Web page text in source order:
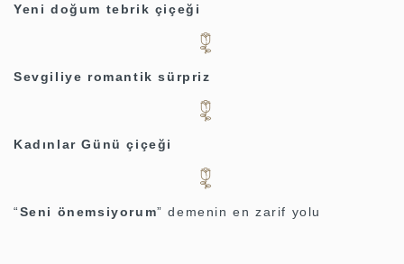
Yeni doğum tebrik çiçeği
Sevgiliye romantik sürpriz
Kadınlar Günü çiçeği
“Seni önemsiyorum” demenin en zarif yolu